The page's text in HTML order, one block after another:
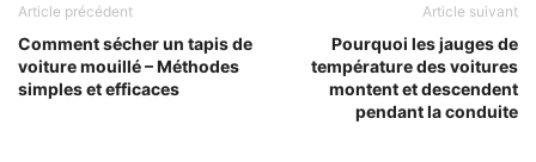
Article précédent
Comment sécher un tapis de
voiture mouillé – Méthodes
simples et efficaces
Article suivant
Pourquoi les jauges de
température des voitures
montent et descendent
pendant la conduite